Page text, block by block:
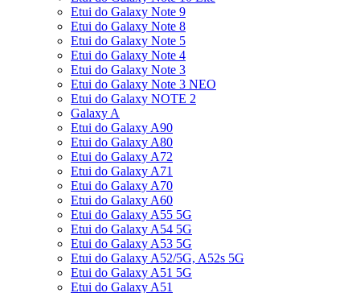
Etui do Galaxy Note 9
Etui do Galaxy Note 8
Etui do Galaxy Note 5
Etui do Galaxy Note 4
Etui do Galaxy Note 3
Etui do Galaxy Note 3 NEO
Etui do Galaxy NOTE 2
Galaxy A
Etui do Galaxy A90
Etui do Galaxy A80
Etui do Galaxy A72
Etui do Galaxy A71
Etui do Galaxy A70
Etui do Galaxy A60
Etui do Galaxy A55 5G
Etui do Galaxy A54 5G
Etui do Galaxy A53 5G
Etui do Galaxy A52/5G, A52s 5G
Etui do Galaxy A51 5G
Etui do Galaxy A51